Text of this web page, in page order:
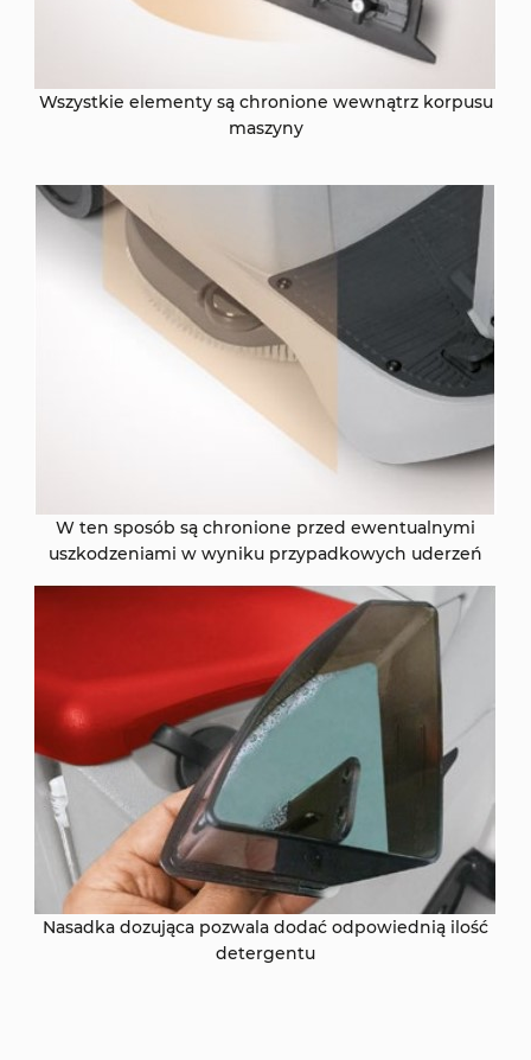
Wszystkie elementy są chronione wewnątrz korpusu
maszyny
W ten sposób są chronione przed ewentualnymi
uszkodzeniami w wyniku przypadkowych uderzeń
Nasadka dozująca pozwala dodać odpowiednią ilość
detergentu